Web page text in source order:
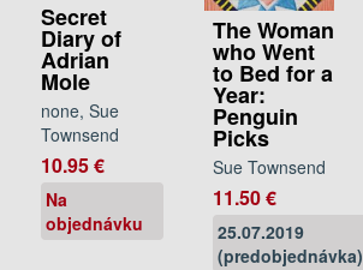
Secret
Diary of
Adrian
Mole
none, Sue
Townsend
10.95 €
Na
objednávku
The Woman
who Went
to Bed for a
Year:
Penguin
Picks
Sue Townsend
11.50 €
25.07.2019
(predobjednávka)